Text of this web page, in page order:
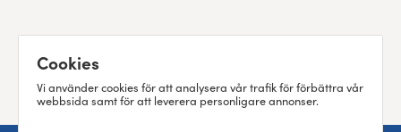
Cookies
Vi använder cookies för att analysera vår trafik för förbättra vår
webbsida samt för att leverera personligare annonser.